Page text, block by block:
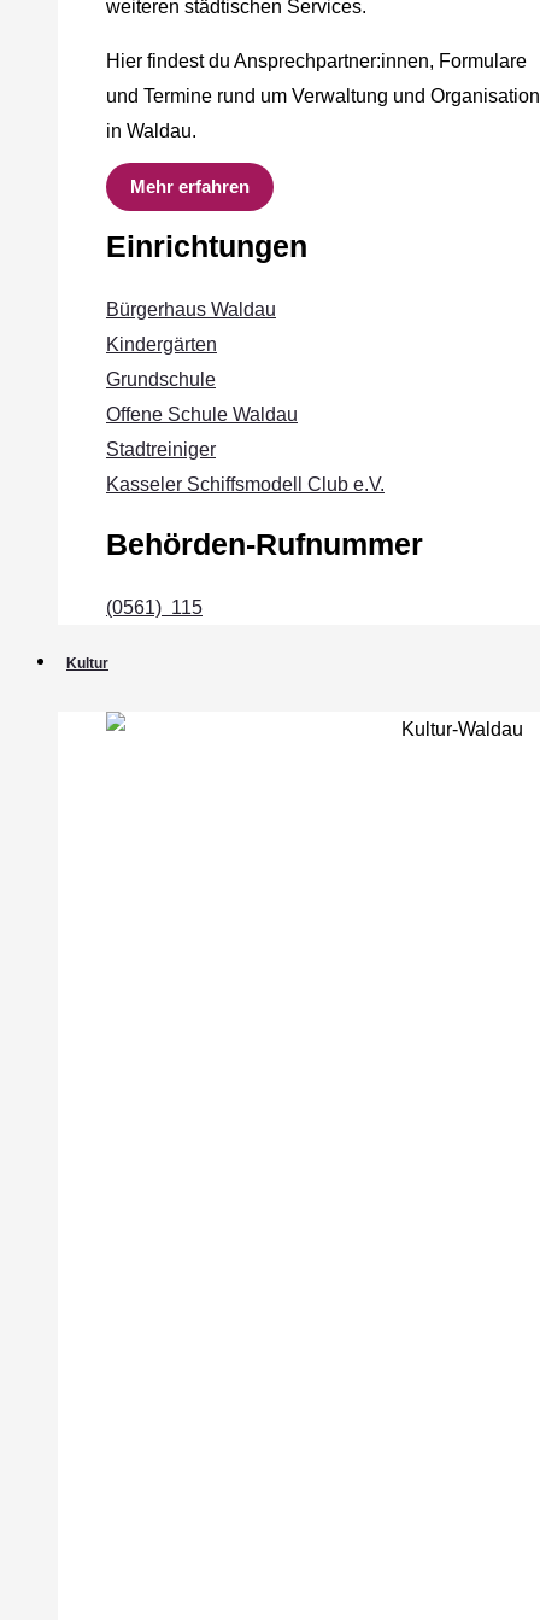
weiteren städtischen Services.
Hier findest du Ansprechpartner:innen, Formulare
und Termine rund um Verwaltung und Organisation
in Waldau.
Mehr erfahren
Einrichtungen
Bürgerhaus Waldau
Kindergärten
Grundschule
Offene Schule Waldau
Stadtreiniger
Kasseler Schiffsmodell Club e.V.
Behörden-Rufnummer
(0561) 115
Kultur